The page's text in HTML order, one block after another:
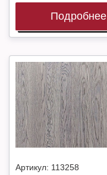
Подробнее
Артикул: 113258